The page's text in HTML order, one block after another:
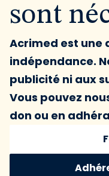
sont
Acrimed est une
indépendance.
publicité ni aux
Vous pouvez
don ou en